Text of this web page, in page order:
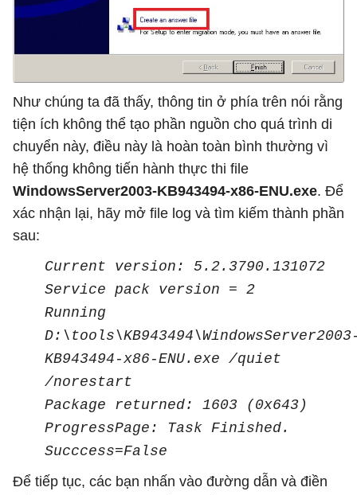
Như chúng ta đã thấy, thông tin ở phía trên nói rằng
tiện ích không thể tạo phần nguồn cho quá trình di
chuyển này, điều này là hoàn toàn bình thường vì
hệ thống không tiến hành thực thi file
WindowsServer2003-KB943494-x86-ENU.exe. Để
xác nhận lại, hãy mở file log và tìm kiếm thành phần
sau:
Current version: 5.2.3790.131072
Service pack version = 2
Running
KB943494-x86-ENU.exe /quiet
/norestart
Package returned: 1603 (0x643)
ProgressPage: Task Finished.
Succcess=False
Để tiếp tục, các bạn nhấn vào đường dẫn và điền